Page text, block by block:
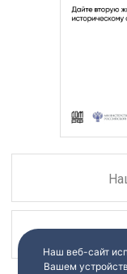
Наш веб-сайт
Вашем